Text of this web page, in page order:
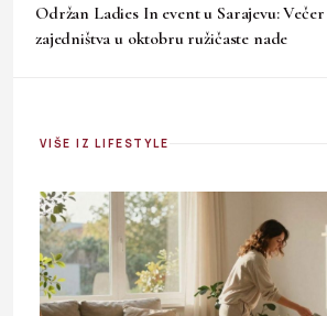
Održan Ladies In event u Sarajevu:
zajedništva u oktobru ružičaste nade
VIŠE IZ LIFESTYLE